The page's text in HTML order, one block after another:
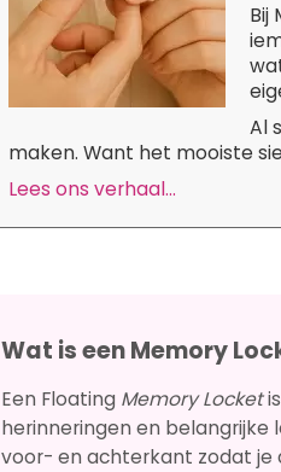
Bij
Al
maken. Want het mooiste
Lees ons verhaal...
Wat is een Memory
Een Floating Memory Locket
herinneringen en
voor- en achterkant zodat je